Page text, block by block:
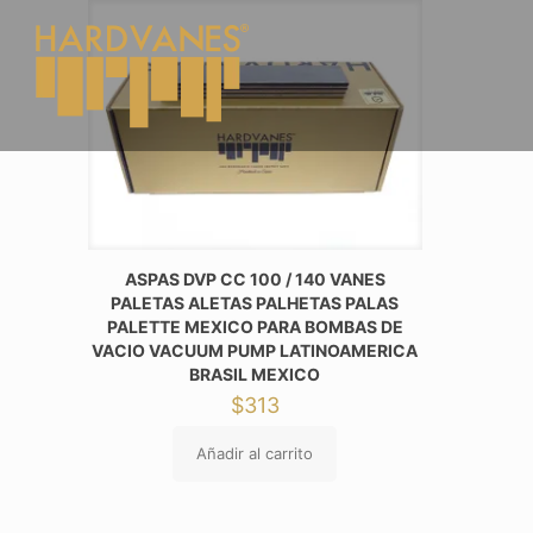
ASPAS DVP CC 100 / 140 VANES
PALETAS ALETAS PALHETAS PALAS
PALETTE MEXICO PARA BOMBAS DE
VACIO VACUUM PUMP LATINOAMERICA
BRASIL MEXICO
$313
Añadir al carrito